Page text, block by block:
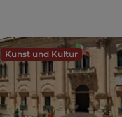
Kunst und Kultur